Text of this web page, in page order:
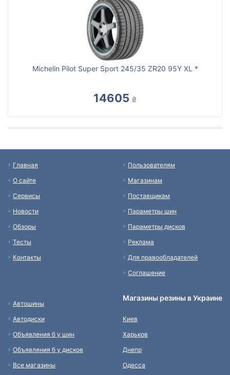
Michelin Pilot Super Sport 245/35 ZR20 95Y XL *
14605 ₴
Главная
О сайте
Сервисы
Новости
Обзоры
Тесты
Контакты
Пользователям
Магазинам
Поставщикам
Параметры шин
Параметры дисков
Реклама
Для правообладателей
Соглашение
Автошины
Автодиски
Объявления б у шин
Объявления б у дисков
Все магазины
Магазины резины в Украине
Киев
Харьков
Днепр
Одесса